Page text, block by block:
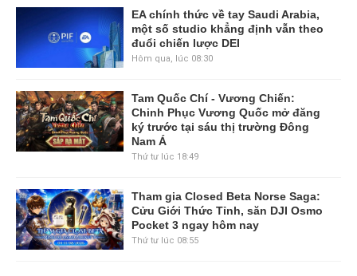
EA chính thức về tay Saudi Arabia,
một số studio khẳng định vẫn theo
đuổi chiến lược DEI
Hôm qua, lúc 08:30
Tam Quốc Chí - Vương Chiến:
Chinh Phục Vương Quốc mở đăng
ký trước tại sáu thị trường Đông
Nam Á
Thứ tư lúc 18:49
Tham gia Closed Beta Norse Saga:
Cửu Giới Thức Tỉnh, săn DJI Osmo
Pocket 3 ngay hôm nay
Thứ tư lúc 08:55